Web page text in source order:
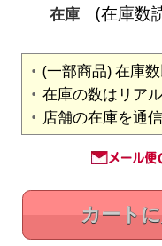
在庫
(在庫数
(一部商品) 在庫
在庫の数はリア
店舗の在庫を通
カート